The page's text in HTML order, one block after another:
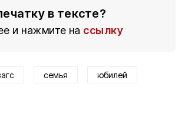
в тексте?
и нажмите на ссылку
семья юбилей